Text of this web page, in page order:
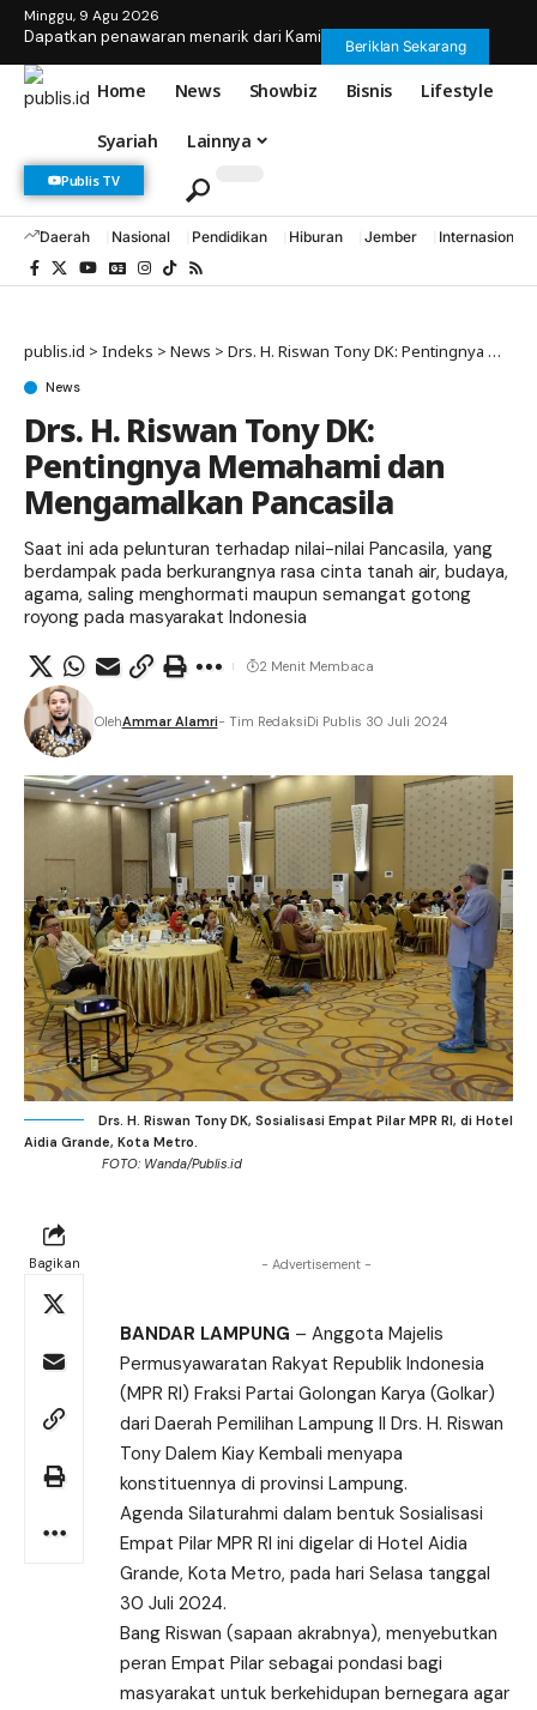
Minggu, 9 Agu 2026
Dapatkan penawaran menarik dari Kami Beriklan Sekarang
Home News Showbiz Bisnis Lifestyle
Syariah Lainnya
Publis TV
Daerah Nasional Pendidikan Hiburan Jember Internasional
publis.id > Indeks > News > Drs. H. Riswan Tony DK: Pentingnya Memahami dan Mengamalkan Pancasila
News
Drs. H. Riswan Tony DK:
Pentingnya Memahami dan
Mengamalkan Pancasila
Saat ini ada pelunturan terhadap nilai-nilai Pancasila, yang
berdampak pada berkurangnya rasa cinta tanah air, budaya,
agama, saling menghormati maupun semangat gotong
royong pada masyarakat Indonesia
OlehAmmar Alamri- Tim RedaksiDi Publis 30 Juli 2024
2 Menit Membaca
Drs. H. Riswan Tony DK, Sosialisasi Empat Pilar MPR RI, di Hotel
Aidia Grande, Kota Metro.
FOTO: Wanda/Publis.id
Bagikan - Advertisement -
BANDAR LAMPUNG – Anggota Majelis
Permusyawaratan Rakyat Republik Indonesia
(MPR RI) Fraksi Partai Golongan Karya (Golkar)
dari Daerah Pemilihan Lampung II Drs. H. Riswan
Tony Dalem Kiay Kembali menyapa
konstituennya di provinsi Lampung.
Agenda Silaturahmi dalam bentuk Sosialisasi
Empat Pilar MPR RI ini digelar di Hotel Aidia
Grande, Kota Metro, pada hari Selasa tanggal
30 Juli 2024.
Bang Riswan (sapaan akrabnya), menyebutkan
peran Empat Pilar sebagai pondasi bagi
masyarakat untuk berkehidupan bernegara agar